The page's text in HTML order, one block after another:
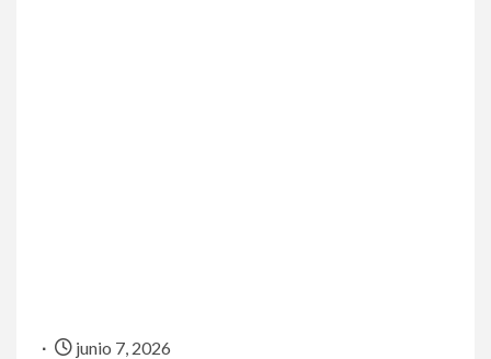
junio 7, 2026